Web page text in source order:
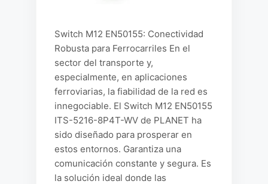
Switch M12 EN50155: Conectividad
Robusta para Ferrocarriles En el
sector del transporte y,
especialmente, en aplicaciones
ferroviarias, la fiabilidad de la red es
innegociable. El Switch M12 EN50155
ITS-5216-8P4T-WV de PLANET ha
sido diseñado para prosperar en
estos entornos. Garantiza una
comunicación constante y segura. Es
la solución ideal donde las